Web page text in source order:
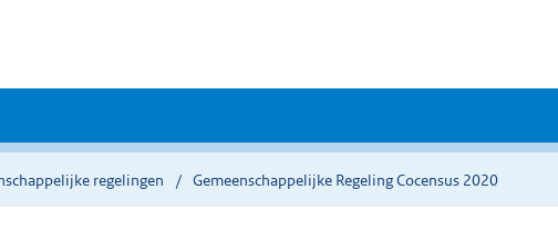
regelingen Gemeenschappelijke Regeling Cocensus 2020